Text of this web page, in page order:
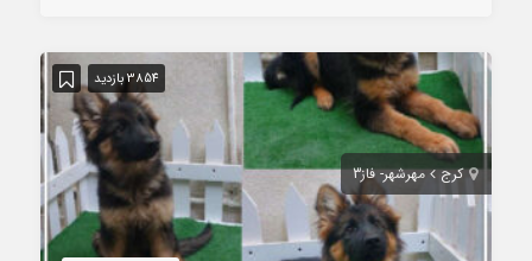
3854 بازدید
کرج مهرشهر- فاز3